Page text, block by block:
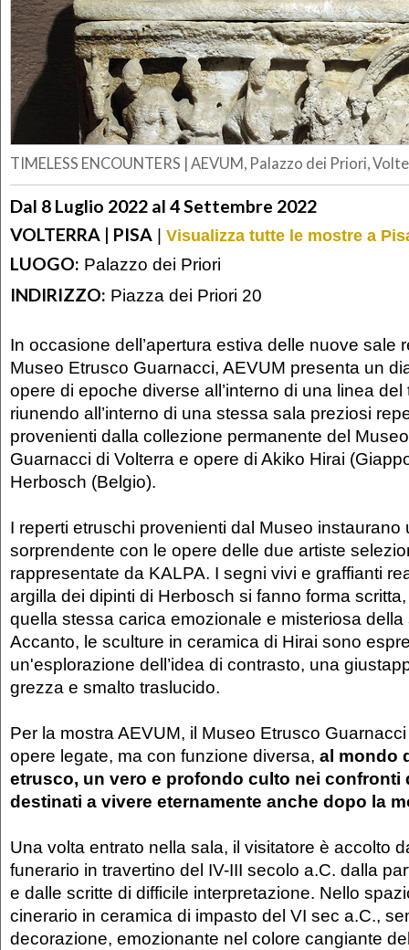
TIMELESS ENCOUNTERS | AEVUM, Palazzo dei Priori,
Dal 8 Luglio 2022 al 4 Settembre 2022
VOLTERRA | PISA | Visualizza tutte le mostre a
LUOGO: Palazzo dei Priori
INDIRIZZO: Piazza dei Priori 20
In occasione dell’apertura estiva delle nuove sale
Museo Etrusco Guarnacci, AEVUM presenta un
opere di epoche diverse all’interno di una linea
riunendo all’interno di una stessa sala preziosi
provenienti dalla collezione permanente del
Guarnacci di Volterra e opere di Akiko Hirai
Herbosch (Belgio).
I reperti etruschi provenienti dal Museo instaurano
sorprendente con le opere delle due artiste
rappresentate da KALPA. I segni vivi e graffianti
argilla dei dipinti di Herbosch si fanno forma
quella stessa carica emozionale e misteriosa della
Accanto, le sculture in ceramica di Hirai sono
un'esplorazione dell’idea di contrasto, una
grezza e smalto traslucido.
Per la mostra AEVUM, il Museo Etrusco
opere legate, ma con funzione diversa, al mondo
etrusco, un vero e profondo culto nei confronti
destinati a vivere eternamente anche dopo la
Una volta entrato nella sala, il visitatore è accolto
funerario in travertino del IV-III secolo a.C. dalla
e dalle scritte di difficile interpretazione. Nello
cinerario in ceramica di impasto del VI sec a.C.,
decorazione, emozionante nel colore cangiante